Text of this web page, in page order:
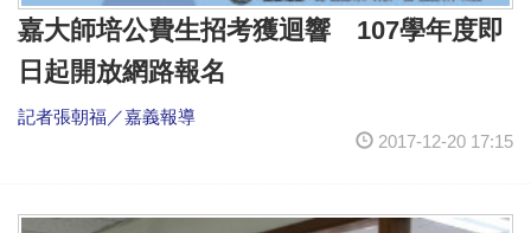
嘉大師培公費生招考獲迴響 107學年度即
日起開放網路報名
記者張朝福／嘉義報導
2017-12-20 17:15